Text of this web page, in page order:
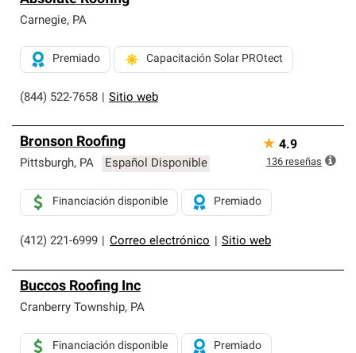
Carnegie, PA
(844) 522-7658 Sitio web
Premiado Capacitación Solar PROtect
Bronson Roofing
Pittsburgh, PA Español Disponible
(412) 221-6999 Correo electrónico Sitio web
Financiación disponible Premiado
★ 4.9
136 reseñas
Buccos Roofing Inc
Cranberry Township, PA
Financiación disponible Premiado